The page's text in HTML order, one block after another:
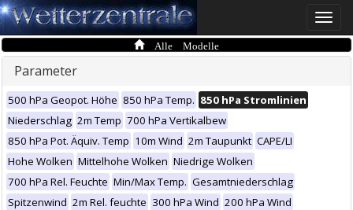
Toggle
Alle Modelle
Parameter
500 hPa Geopot. Höhe 850 hPa Temp. 850 hPa Stromlinien
Niederschlag 2m Temp 700 hPa Vertikalbew
850 hPa Pot. Äquiv. Temp 10m Wind 2m Taupunkt CAPE/LI
Hohe Wolken Mittelhohe Wolken Niedrige Wolken
700 hPa Rel. Feuchte Min/Max Temp. Gesamtniederschlag
Spitzenwind 2m Rel. feuchte 300 hPa Wind 200 hPa Wind